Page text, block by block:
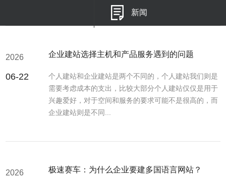
新闻
2026
06-22
企业建站选择主机和产品服务遇到的问题
个人建站和企业建站是两个不同的，个人建站我们则是
需要考虑成本的支出，比较大部分个人建站仅仅是用于
兴趣爱好，对于空间和服务的要求可能不是很高的，而
企业建站则是不同...
2026 极速赛车：为什么企业要建多国语言网站？